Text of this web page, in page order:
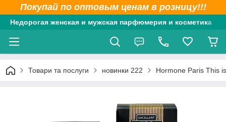
Покупай по оптовым ценам в розницу!!!
Недорогая женская и мужская парфюмерия и косметика
Товари та послуги новинки 222 Hormone Paris This